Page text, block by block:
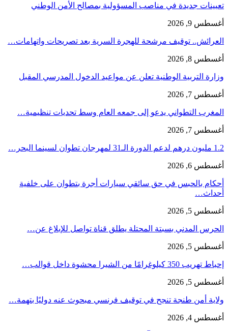
تعيينات جديدة في مناصب المسؤولية بمصالح الأمن الوطني
أغسطس 9, 2026
العرائش.. توقيف مرشحة للهجرة السرية بعد تصريحات واتهامات…
أغسطس 8, 2026
وزارة التربية الوطنية تعلن عن مواعيد الدخول المدرسي المقبل
أغسطس 7, 2026
المغرب التطواني يدعو إلى جمعه العام وسط تحديات تنظيمية…
أغسطس 7, 2026
1.2 مليون درهم لدعم الدورة الـ31 لمهرجان تطوان لسينما البحر…
أغسطس 6, 2026
أحكام بالحبس في حق سائقي سيارات أجرة بتطوان على خلفية
أحداث…
أغسطس 5, 2026
الحرس المدني بسبتة المحتلة يطلق قناة تواصل للإبلاغ عن…
أغسطس 5, 2026
إحباط تهريب 350 كيلوغرامًا من الشيرا محشوة داخل قوالب…
أغسطس 5, 2026
ولاية أمن طنجة تنجح في توقيف فرنسي مبحوث عنه دوليًا بتهمة…
أغسطس 4, 2026